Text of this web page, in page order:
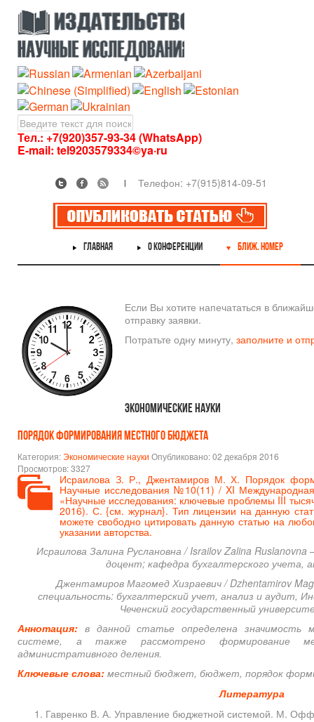
Тел.: +7(920)357-93-34 (WhatsApp)
E-mail: tel9203579334©ya·ru
Телефон: +7(915)814-09-51
ГЛАВНАЯ О КОНФЕРЕНЦИИ БЛИЖ. НОМЕР
Если Вы хотите напечататься в
отправку заявки.
Потратьте одну минуту, заполните и
Экономические науки
Порядок формирования местного бюджета
Категория:Экономические науки Опубликовано: 02 декабря 2016
Просмотров: 3327
Исраилова З. Р., Джентамиров М. Х. Порядок
Научные исследования №10(11) / XI Международная
«Научные исследования: ключевые проблемы III
2016). С. {см. журнал}. Тип лицензии на данную
можете свободно цитировать данную статью на
указании авторства.
Исраилова Залина Руслановна / Israilov Zalina Ruslanovna
доцент; кафедра бухгалтерского учета,
Джентамиров Магомед Хизраевич / Dzhentamirov
специальность: бухгалтерский учет, анализ и аудит,
Чеченский государственный
Аннотация: в данной статье определена
системе, а также рассмотрено формирование
административного деления.
Ключевые слова: местный бюджет, бюджет, порядок
Литература
Гавренко В. А. Управление бюджетной системой. М.